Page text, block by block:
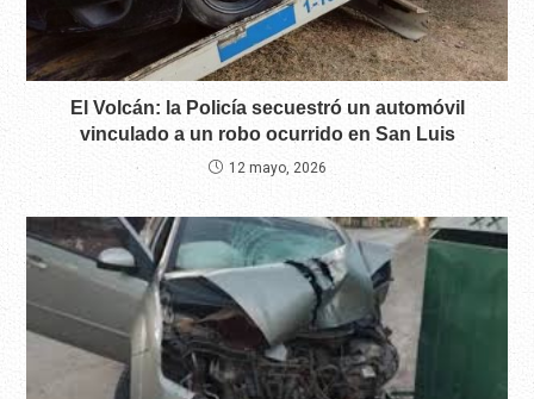
El Volcán: la Policía secuestró un automóvil
vinculado a un robo ocurrido en San Luis
12 mayo, 2026